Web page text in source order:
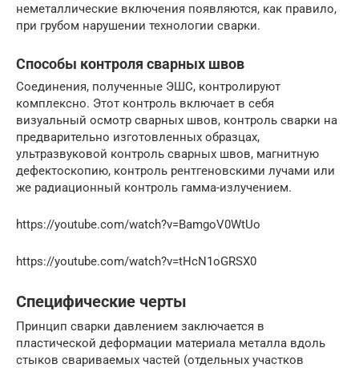
неметаллические включения появляются, как правило,
при грубом нарушении технологии сварки.
Способы контроля сварных швов
Соединения, полученные ЭШС, контролируют
комплексно. Этот контроль включает в себя
визуальный осмотр сварных швов, контроль сварки на
предварительно изготовленных образцах,
ультразвуковой контроль сварных швов, магнитную
дефектоскопию, контроль рентгеновскими лучами или
же радиационный контроль гамма-излучением.
https://youtube.com/watch?v=BamgoV0WtUo
https://youtube.com/watch?v=tHcN1oGRSX0
Специфические черты
Принцип сварки давлением заключается в
пластической деформации материала металла вдоль
стыков свариваемых частей (отдельных участков